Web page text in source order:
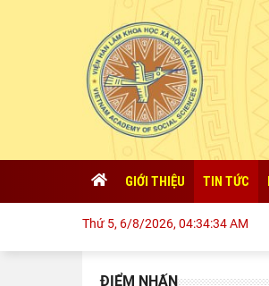
GIỚI THIỆU TIN TỨC
Thứ 5, 6/8/2026, 04:34:35 AM
ĐIỂM NHẤN